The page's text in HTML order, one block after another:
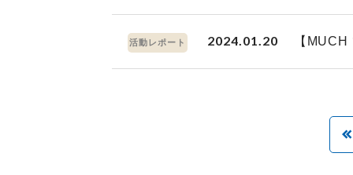
活動レポート 2024.01.20 【